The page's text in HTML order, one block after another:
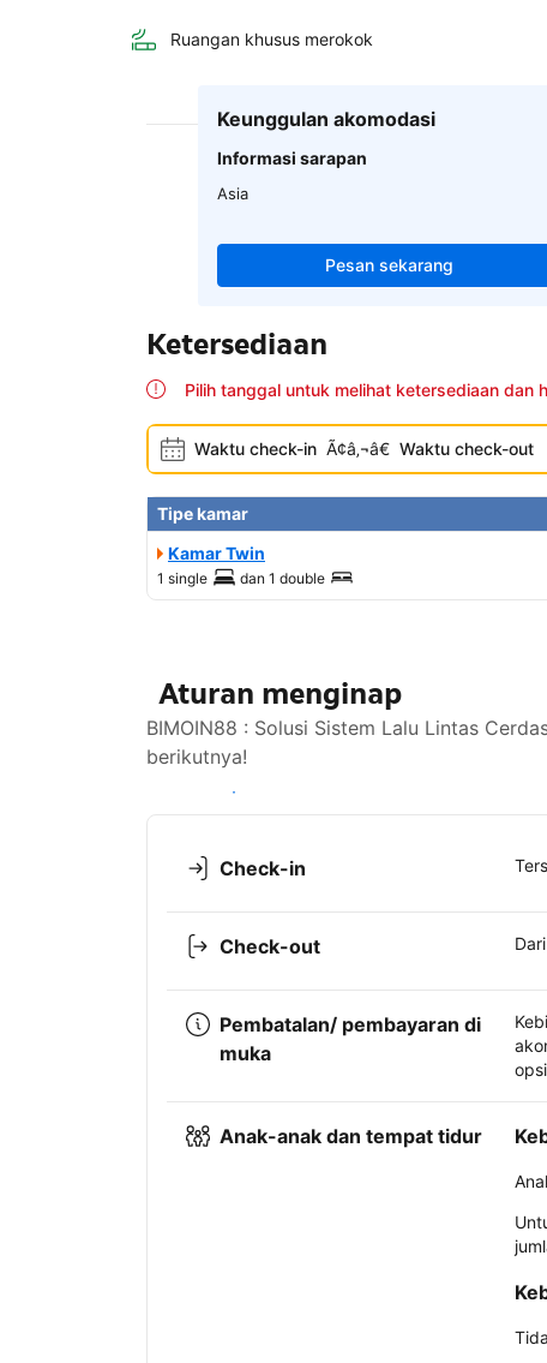
Ruangan khusus merokok
Keunggulan akomodasi
Informasi sarapan
Asia
Pesan sekarang
Ketersediaan
Pilih tanggal untuk melihat ketersediaan dan
Waktu check-in Ã¢â‚¬â€ Waktu check-out
Tipe kamar
Kamar Twin
1 single dan 1 double
Aturan menginap
BIMOIN88 : Solusi Sistem Lalu Lintas
berikutnya!
Lihat ketersediaan
Check-in
Check-out
Pembatalan/ pembayaran di
muka
Anak-anak dan tempat tidur